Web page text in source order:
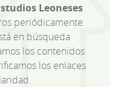
Leoneses
periódicamente.
en búsqueda
los contenidos
los enlaces